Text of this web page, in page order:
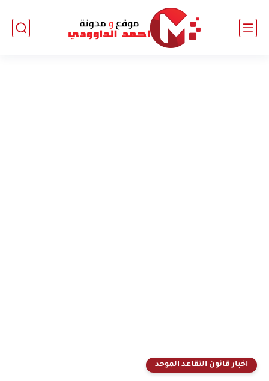
اخبار قانون التقاعد الموحد